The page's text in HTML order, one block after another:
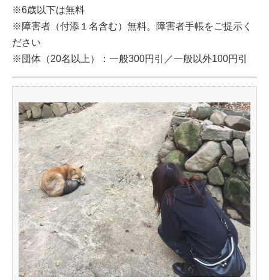
※6歳以下は無料
※障害者（付添１名含む）無料。障害者手帳をご提示く
ださい
※団体（20名以上）：一般300円引／一般以外100円引